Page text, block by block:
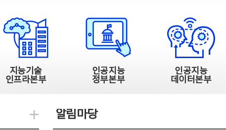
지능기술
인프라본부
인공지능
정부본부
인공지능
데이터본부
지식관련 더보기
알림마당